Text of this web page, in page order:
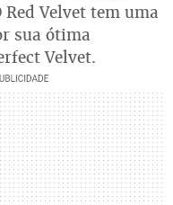
Velvet tem uma
sua ótima
Velvet.